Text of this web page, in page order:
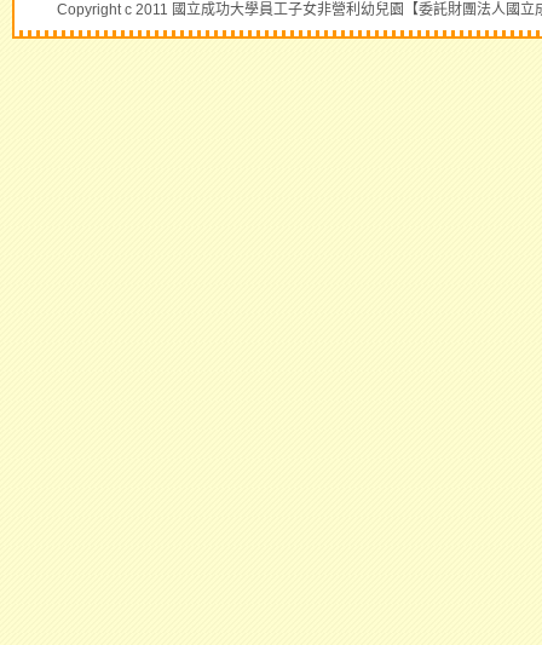
Copyright c 2011 國立成功大學員工子女非營利幼兒園【委託財團法人國